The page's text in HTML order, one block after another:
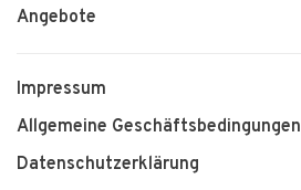
Angebote
Impressum
Allgemeine Geschäftsbedingungen
Datenschutzerklärung